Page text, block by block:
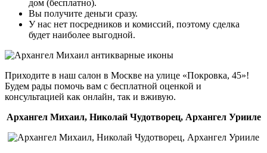
дом (бесплатно).
Вы получите деньги сразу.
У нас нет посредников и комиссий, поэтому сделка
будет наиболее выгодной.
Приходите в наш салон в Москве на улице «Покровка, 45»!
Будем рады помочь вам с бесплатной оценкой и
консультацией как онлайн, так и вживую.
Архангел Михаил, Николай Чудотворец, Архангел Урииле